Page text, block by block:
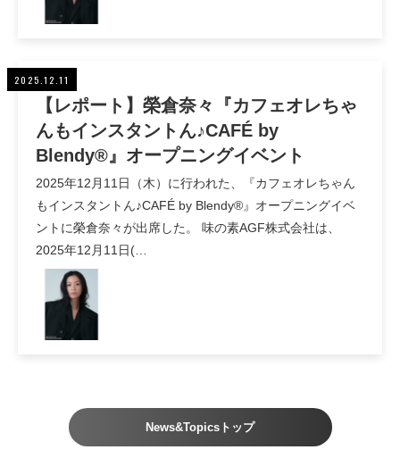
2025.12.11
【レポート】榮倉奈々『カフェオレちゃ
んもインスタントん♪CAFÉ by
Blendy®』オープニングイベント
2025年12月11日（木）に行われた、『カフェオレちゃん
もインスタントん♪CAFÉ by Blendy®』オープニングイベ
ントに榮倉奈々が出席した。 味の素AGF株式会社は、
2025年12月11日(…
News&Topicsトップ